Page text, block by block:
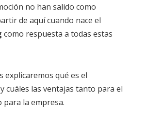
no han salido como
de aquí cuando nace el
como respuesta a todas estas
explicaremos qué es el
cuáles las ventajas tanto para el
para la empresa.